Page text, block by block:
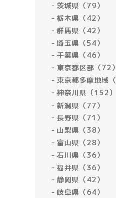
茨城県（79）
栃木県（42）
群馬県（42）
埼玉県（54）
千葉県（46）
東京都区部（72）
東京都多摩地域
神奈川県（152）
新潟県（77）
長野県（71）
山梨県（38）
富山県（28）
石川県（36）
福井県（36）
静岡県（42）
岐阜県（64）